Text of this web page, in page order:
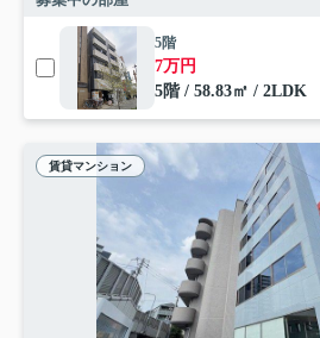
5階
7万円
5階 / 58.83㎡ / 2LDK
賃貸マンション